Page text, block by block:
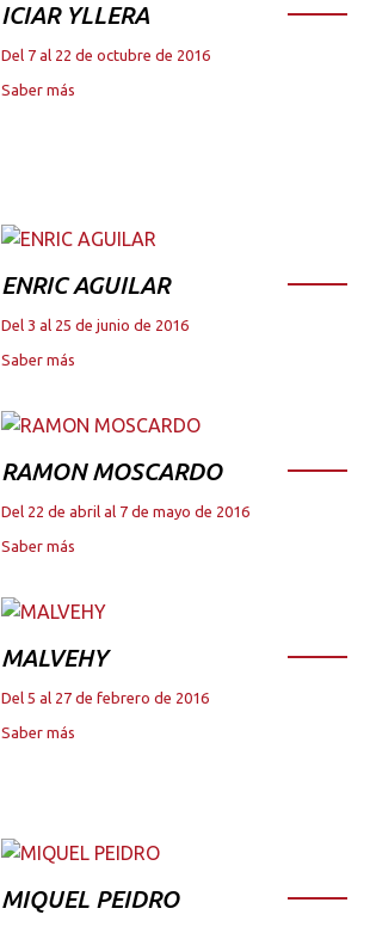
ICIAR YLLERA
Del 7 al 22 de octubre de 2016
Saber más
ENRIC AGUILAR
Del 3 al 25 de junio de 2016
Saber más
RAMON MOSCARDO
Del 22 de abril al 7 de mayo de 2016
Saber más
MALVEHY
Del 5 al 27 de febrero de 2016
Saber más
MIQUEL PEIDRO